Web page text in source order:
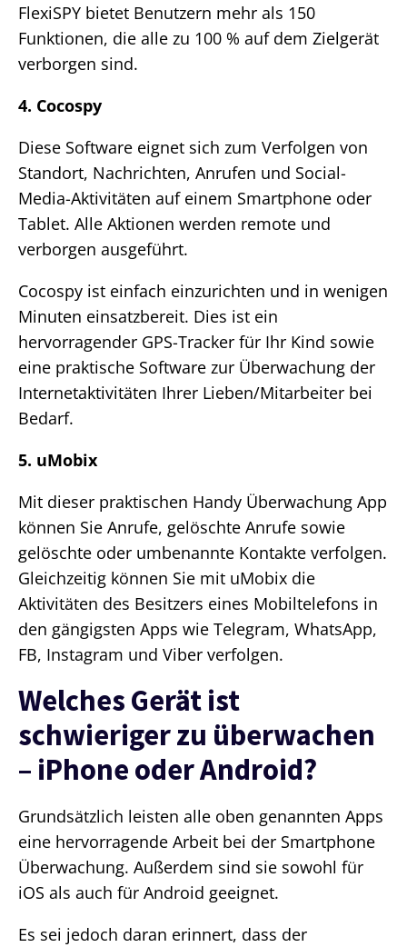
FlexiSPY bietet Benutzern mehr als 150
Funktionen, die alle zu 100 % auf dem Zielgerät
verborgen sind.
4. Cocospy
Diese Software eignet sich zum Verfolgen von
Standort, Nachrichten, Anrufen und Social-
Media-Aktivitäten auf einem Smartphone oder
Tablet. Alle Aktionen werden remote und
verborgen ausgeführt.
Cocospy ist einfach einzurichten und in wenigen
Minuten einsatzbereit. Dies ist ein
hervorragender GPS-Tracker für Ihr Kind sowie
eine praktische Software zur Überwachung der
Internetaktivitäten Ihrer Lieben/Mitarbeiter bei
Bedarf.
5. uMobix
Mit dieser praktischen Handy Überwachung App
können Sie Anrufe, gelöschte Anrufe sowie
gelöschte oder umbenannte Kontakte verfolgen.
Gleichzeitig können Sie mit uMobix die
Aktivitäten des Besitzers eines Mobiltelefons in
den gängigsten Apps wie Telegram, WhatsApp,
FB, Instagram und Viber verfolgen.
Welches Gerät ist
schwieriger zu überwachen
– iPhone oder Android?
Grundsätzlich leisten alle oben genannten Apps
eine hervorragende Arbeit bei der Smartphone
Überwachung. Außerdem sind sie sowohl für
iOS als auch für Android geeignet.
Es sei jedoch daran erinnert, dass der